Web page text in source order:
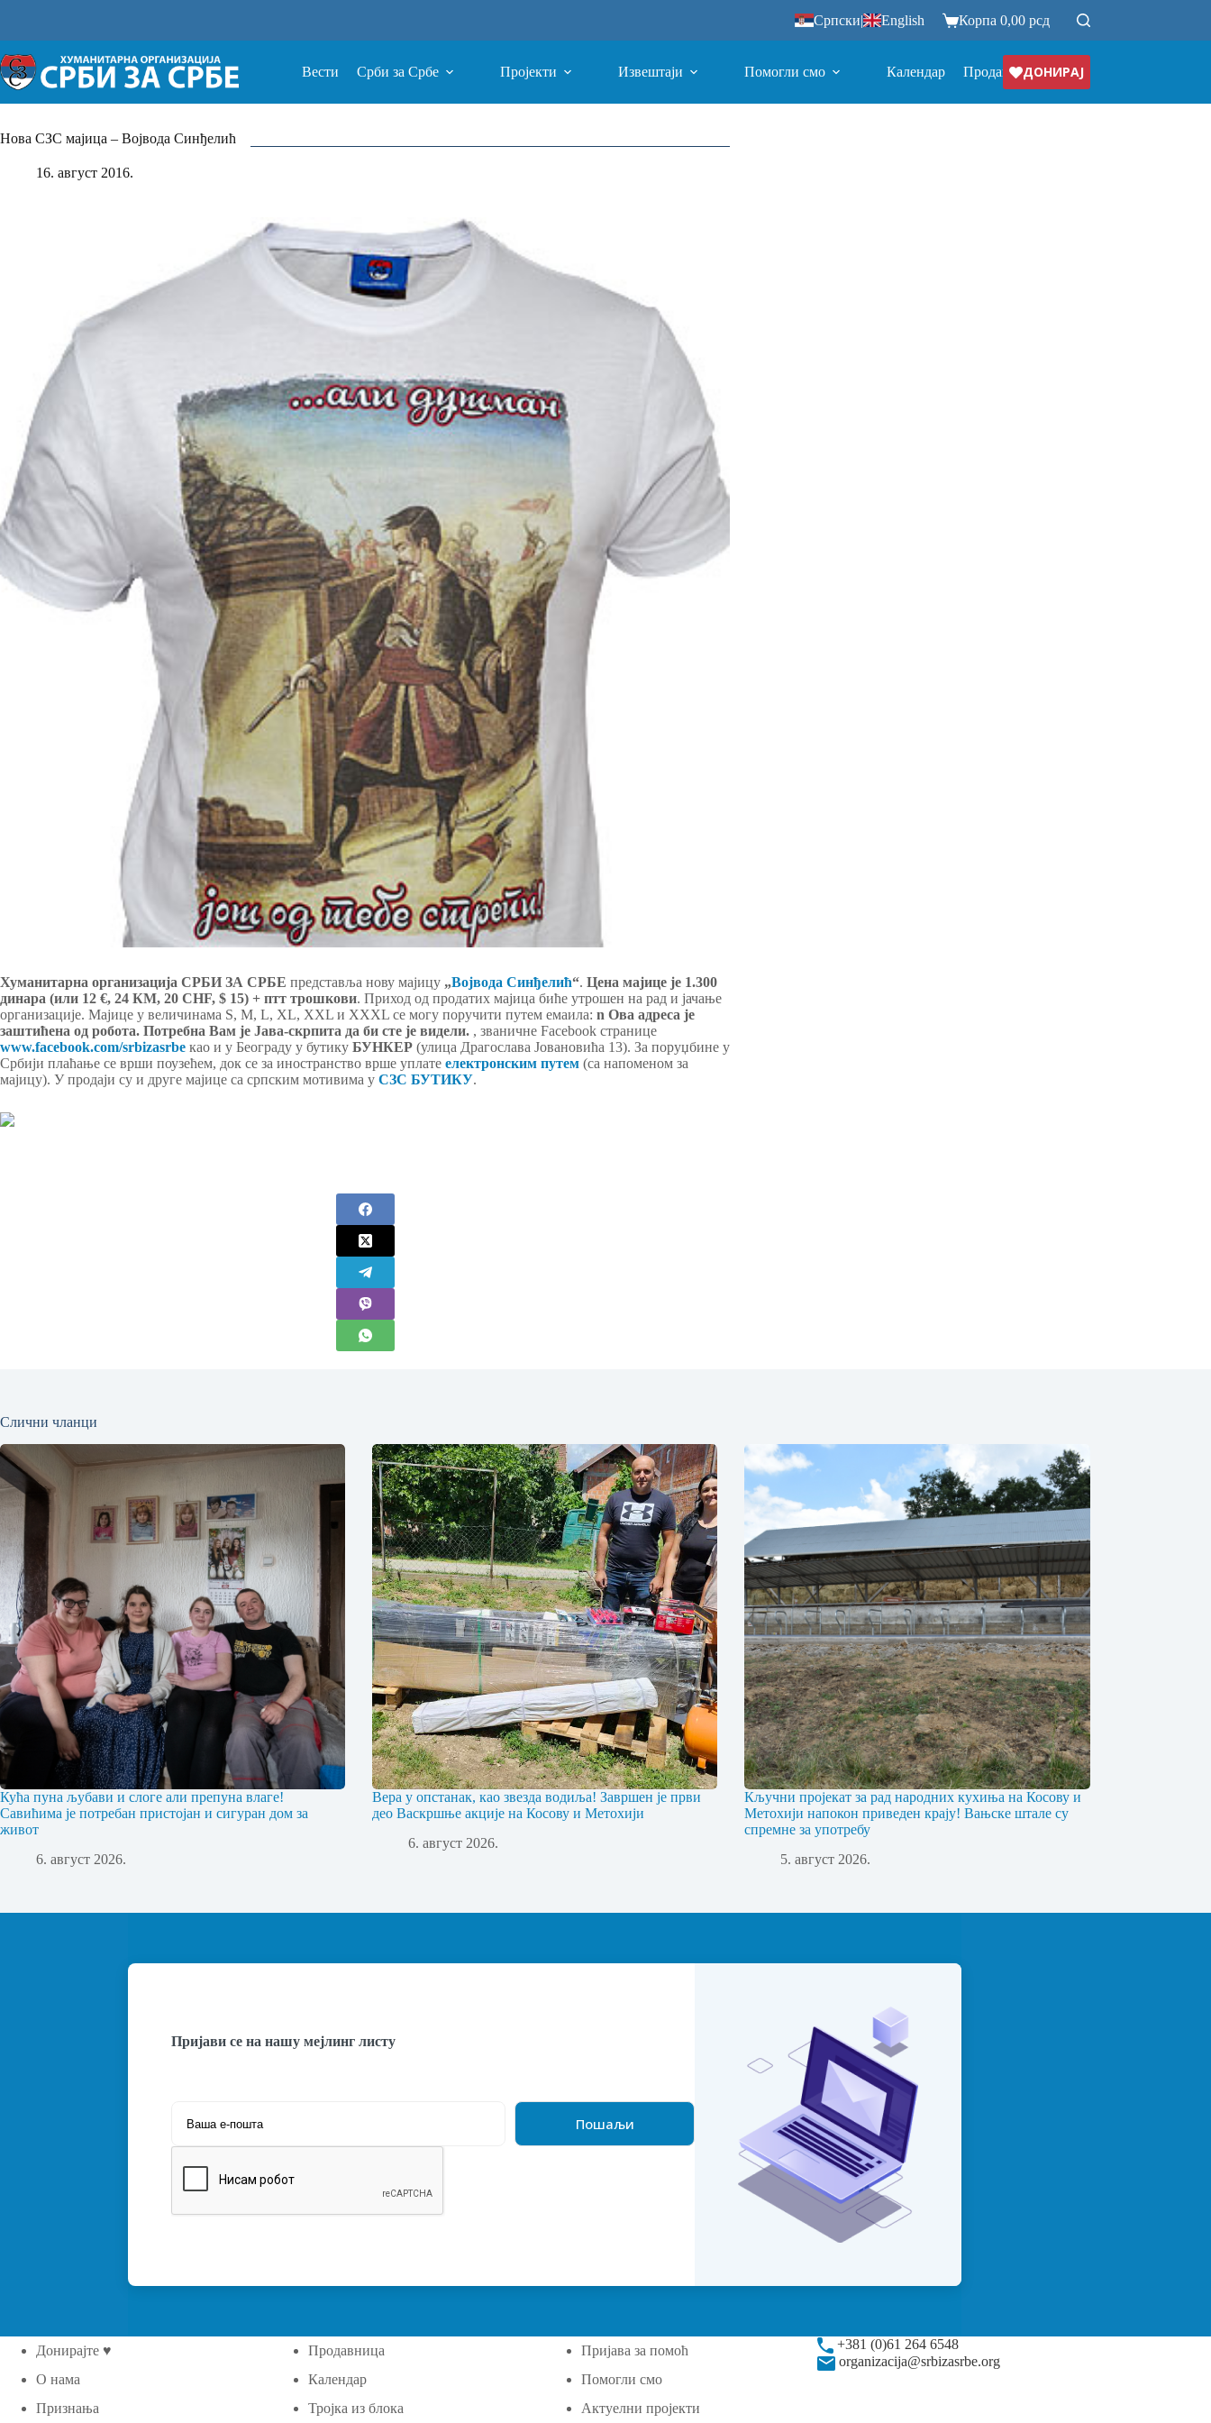
Српски| English Корпа 0,00 рсд
Вести Срби за Србе Пројекти Извештаји Помогли смо Календар ПродавницаДОНИРАЈ
Нова СЗС мајица – Војвода Синђелић
16. август 2016.
Хуманитарна организација СРБИ ЗА СРБЕ представља нову мајицу „Војвода Синђелић“. Цена мајице је 1.300
динара (или 12 €, 24 КМ, 20 CHF, $ 15) + птт трошкови. Приход од продатих мајица биће утрошен на рад и јачање
организације. Мајице у величинама S, M, L, XL, XXL и XXXL се могу поручити путем емаила: n Ова адреса је
заштићена од робота. Потребна Вам је Јава-скрпита да би сте је видели. , званичне Facebook странице
www.facebook.com/srbizasrbe као и у Београду у бутику БУНКЕР (улица Драгослава Јовановића 13). За поруџбине у
Србији плаћање се врши поузећем, док се за иностранство врше уплате електронским путем (са напоменом за
мајицу). У продаји су и друге мајице са српским мотивима у СЗС БУТИКУ.
Слични чланци
Кућа пуна љубави и слоге али препуна влаге!
Савићима је потребан пристојан и сигуран дом за
живот
6. август 2026.
Вера у опстанак, као звезда водиља! Завршен је први
део Васкршње акције на Косову и Метохији
6. август 2026.
Кључни пројекат за рад народних кухиња на Косову и
Метохији напокон приведен крају! Вањске штале су
спремне за употребу
5. август 2026.
Пријави се на нашу мејлинг листу
Донирајте ♥
О нама
Признања
Продавница
Календар
Тројка из блока
Пријава за помоћ
Помогли смо
Актуелни пројекти
+381 (0)61 264 6548
organizacija@srbizasrbe.org